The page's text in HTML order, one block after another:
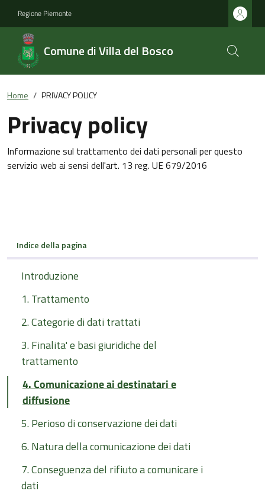
Regione Piemonte
Comune di Villa del Bosco
Home PRIVACY POLICY
Privacy policy
Informazione sul trattamento dei dati personali per questo
servizio web ai sensi dell'art. 13 reg. UE 679/2016
Indice della pagina
Introduzione
1. Trattamento
2. Categorie di dati trattati
3. Finalita' e basi giuridiche del
trattamento
4. Comunicazione ai destinatari e
diffusione
5. Perioso di conservazione dei dati
6. Natura della comunicazione dei dati
7. Conseguenza del rifiuto a comunicare i
dati